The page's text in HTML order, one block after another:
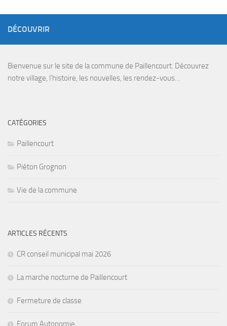
DÉCOUVRIR
Bienvenue sur le site de la commune de Paillencourt. Découvrez
notre village, l’histoire, les nouvelles, les rendez-vous…
CATÉGORIES
Paillencourt
Piéton Grognon
Vie de la commune
ARTICLES RÉCENTS
CR conseil municipal mai 2026
La marche nocturne de Paillencourt
Fermeture de classe